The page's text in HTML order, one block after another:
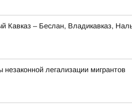
– Беслан, Владикавказ,
легализации мигрантов